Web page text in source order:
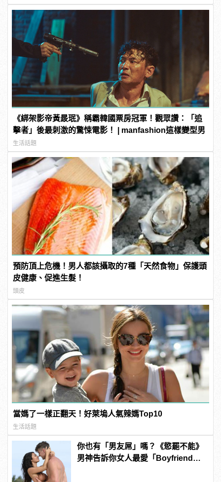
《綁架影帝黃晸珉》稱霸韓國票房冠軍！觀眾讚：「追
擊者」後最刺激的驚悚電影！ | manfashion這樣變型男
生活話題
預防頂上危機！男人都該攝取的7種「天然食物」保護頭
皮健康、促進生髮！
頭皮
當媽了一樣正翻天！好萊塢人氣辣媽Top10
生活話題
你也有「男友屌」嗎？《慾罷不能》
男神告訴你女人最愛「Boyfriend